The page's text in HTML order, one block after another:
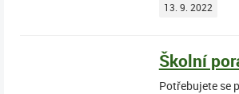
13. 9. 2022
Školní
Potřebujete se